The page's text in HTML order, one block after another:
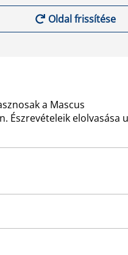
Oldal frissítése
a Mascus
Észrevételeik elolvasása